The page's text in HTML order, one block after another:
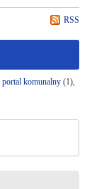
RSS
portal komunalny(1),